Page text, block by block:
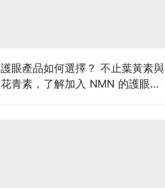
護眼產品如何選擇？ 不止葉黃素與
花青素，了解加入 NMN 的護眼方